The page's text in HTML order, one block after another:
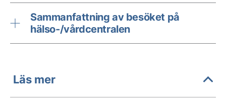
Sammanfattning av besöket på
hälso-/vårdcentralen
Läs mer